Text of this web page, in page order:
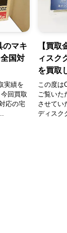
のマキ
国対
実績を
回買取
応の宅
【買
ィスク
を買取
この度は
ご覧いた
させてい
ディスク